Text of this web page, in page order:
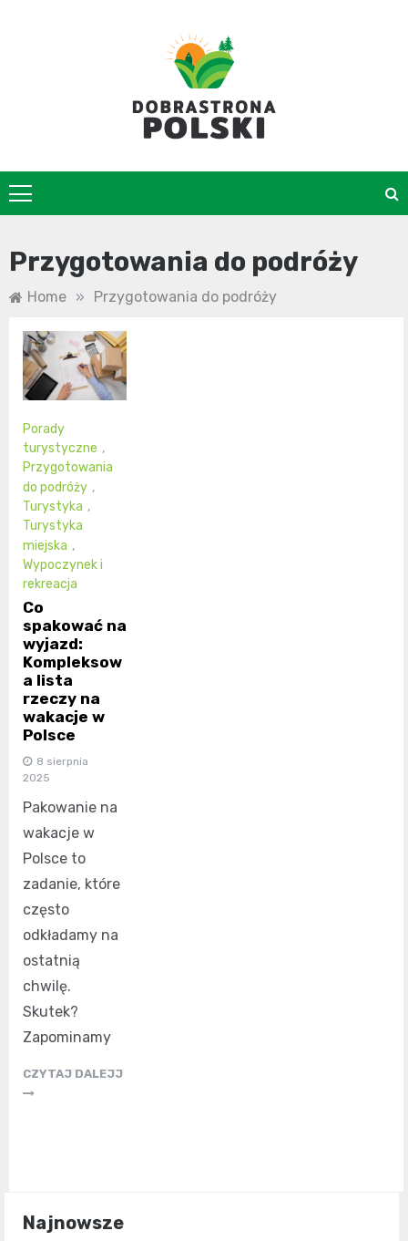
Przygotowania do podróży
Home » Przygotowania do podróży
Porady
turystyczne ,
Przygotowania
do podróży ,
Turystyka ,
Turystyka
miejska ,
Wypoczynek i
rekreacja
Co
spakować na
wyjazd:
Kompleksow
a lista
rzeczy na
wakacje w
Polsce
8 sierpnia
2025
Pakowanie na
wakacje w
Polsce to
zadanie, które
często
odkładamy na
ostatnią
chwilę.
Skutek?
Zapominamy
CZYTAJ DALEJJ
Najnowsze